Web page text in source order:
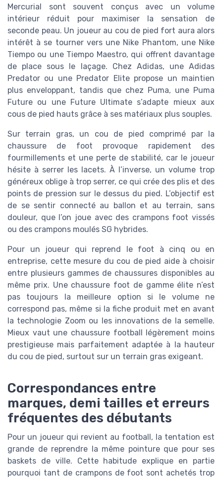
Mercurial sont souvent conçus avec un volume
intérieur réduit pour maximiser la sensation de
seconde peau. Un joueur au cou de pied fort aura alors
intérêt à se tourner vers une Nike Phantom, une Nike
Tiempo ou une Tiempo Maestro, qui offrent davantage
de place sous le laçage. Chez Adidas, une Adidas
Predator ou une Predator Elite propose un maintien
plus enveloppant, tandis que chez Puma, une Puma
Future ou une Future Ultimate s’adapte mieux aux
cous de pied hauts grâce à ses matériaux plus souples.
Sur terrain gras, un cou de pied comprimé par la
chaussure de foot provoque rapidement des
fourmillements et une perte de stabilité, car le joueur
hésite à serrer les lacets. À l’inverse, un volume trop
généreux oblige à trop serrer, ce qui crée des plis et des
points de pression sur le dessus du pied. L’objectif est
de se sentir connecté au ballon et au terrain, sans
douleur, que l’on joue avec des crampons foot vissés
ou des crampons moulés SG hybrides.
Pour un joueur qui reprend le foot à cinq ou en
entreprise, cette mesure du cou de pied aide à choisir
entre plusieurs gammes de chaussures disponibles au
même prix. Une chaussure foot de gamme élite n’est
pas toujours la meilleure option si le volume ne
correspond pas, même si la fiche produit met en avant
la technologie Zoom ou les innovations de la semelle.
Mieux vaut une chaussure football légèrement moins
prestigieuse mais parfaitement adaptée à la hauteur
du cou de pied, surtout sur un terrain gras exigeant.
Correspondances entre
marques, demi tailles et erreurs
fréquentes des débutants
Pour un joueur qui revient au football, la tentation est
grande de reprendre la même pointure que pour ses
baskets de ville. Cette habitude explique en partie
pourquoi tant de crampons de foot sont achetés trop